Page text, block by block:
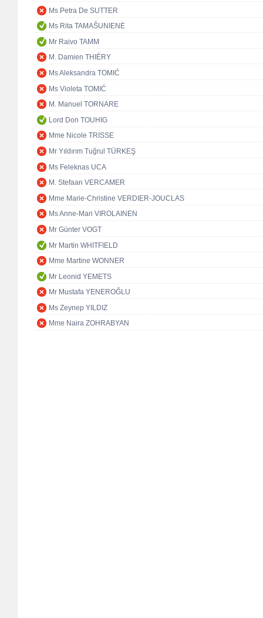
Ms Petra De SUTTER
Ms Rita TAMAŠUNIENĖ
Mr Raivo TAMM
M. Damien THIÉRY
Ms Aleksandra TOMIĆ
Ms Violeta TOMIĆ
M. Manuel TORNARE
Lord Don TOUHIG
Mme Nicole TRISSE
Mr Yıldırım Tuğrul TÜRKEŞ
Ms Feleknas UCA
M. Stefaan VERCAMER
Mme Marie-Christine VERDIER-JOUCLAS
Ms Anne-Mari VIROLAINEN
Mr Günter VOGT
Mr Martin WHITFIELD
Mme Martine WONNER
Mr Leonid YEMETS
Mr Mustafa YENEROĞLU
Ms Zeynep YILDIZ
Mme Naira ZOHRABYAN